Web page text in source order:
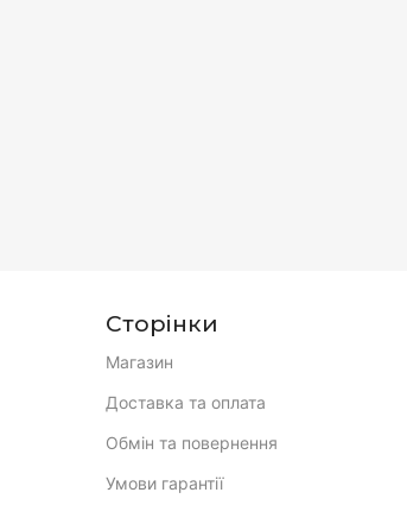
Сторінки
Магазин
Доставка та оплата
Обмін та повернення
Умови гарантії